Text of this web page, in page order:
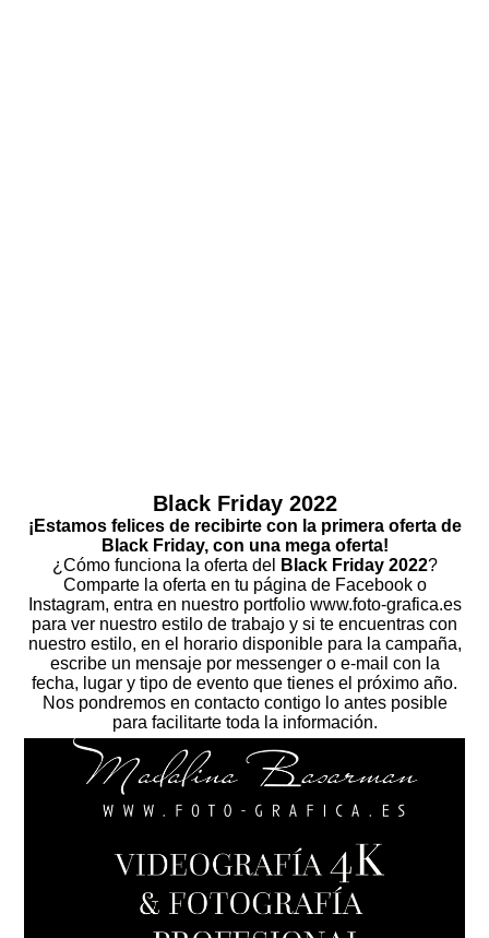
Black Friday 2022
¡Estamos felices de recibirte con la primera oferta de
Black Friday, con una mega oferta!
¿Cómo funciona la oferta del
Black Friday 2022?
Comparte la oferta en tu página de Facebook o
Instagram, entra en nuestro portfolio www.foto-grafica.es
para ver nuestro estilo de trabajo y si te encuentras con
nuestro estilo, en el horario disponible para la campaña,
escribe un mensaje por messenger o e-mail con la
fecha, lugar y tipo de evento que tienes el próximo año.
Nos pondremos en contacto contigo lo antes posible
para facilitarte toda la información.